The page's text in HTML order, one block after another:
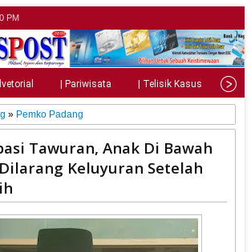
PM
| Pariwisata | Telisik Kasus |
» Pemko Padang
Tawuran, Anak Di Bawah
Keluyuran Setelah